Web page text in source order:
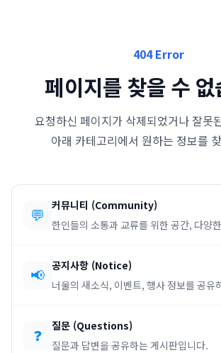
404 Error
페이지를 찾을 수
요청하신 페이지가 삭제되었거나 잘못
아래 카테고리에서 원하는 정보를
💬 커뮤니티 (Community)
한인들의 소통과 교류를 위한 공간, 다양
📢 공지사항 (Notice)
너울의 새소식, 이벤트, 행사 정보를 공유
❓ 질문 (Questions)
질문과 답변을 공유하는 게시판입니다.